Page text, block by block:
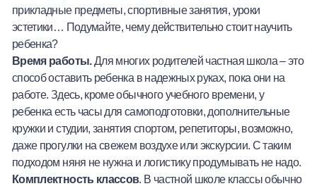
прикладные предметы, спортивные занятия, уроки
эстетики… Подумайте, чему действительно стоит научить
ребенка?
Время работы.Для многих родителей частная школа – это
способ оставить ребенка в надежных руках, пока они на
работе. Здесь, кроме обычного учебного времени, у
ребенка есть часы для самоподготовки, дополнительные
кружки и студии, занятия спортом, репетиторы, возможно,
даже прогулки на свежем воздухе или экскурсии. С таким
подходом няня не нужна и логистику продумывать не надо.
Комплектность классов. В частной школе классы обычно